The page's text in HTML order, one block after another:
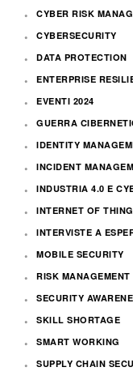
CYBER RISK
CYBERSECURITY
DATA PROTECTION
ENTERPRISE
EVENTI 2024
GUERRA
IDENTITY
INCIDENT
INDUSTRIA 4.0 E
INTERNET OF
INTERVISTE A
MOBILE SECURITY
RISK MANAGEMENT
SECURITY
SKILL SHORTAGE
SMART WORKING
SUPPLY CHAIN